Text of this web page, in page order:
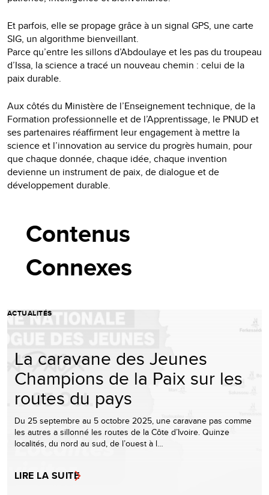
Et parfois, elle se propage grâce à un signal GPS, une carte
SIG, un algorithme bienveillant.
Parce qu’entre les sillons d’Abdoulaye et les pas du troupeau
d’Issa, la science a tracé un nouveau chemin : celui de la
paix durable.
Aux côtés du Ministère de l’Enseignement technique, de la
Formation professionnelle et de l’Apprentissage, le PNUD et
ses partenaires réaffirment leur engagement à mettre la
science et l’innovation au service du progrès humain, pour
que chaque donnée, chaque idée, chaque invention
devienne un instrument de paix, de dialogue et de
développement durable.
Contenus
Connexes
ACTUALITÉS
La caravane des Jeunes
Champions de la Paix sur les
routes du pays
Du 25 septembre au 5 octobre 2025, une caravane pas comme
les autres a sillonné les routes de la Côte d’Ivoire. Quinze
localités, du nord au sud, de l’ouest à l…
LIRE LA SUITE